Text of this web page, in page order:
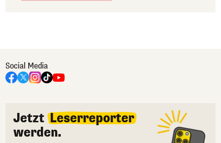
Social Media
Jetzt Leserreporter
werden.